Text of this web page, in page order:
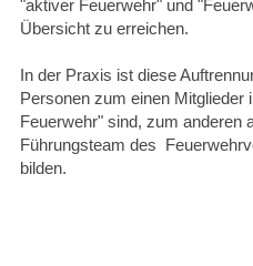
"aktiver Feuerwehr" und
Übersicht zu erreichen.
In der Praxis ist diese
Personen zum einen Mitglieder
Feuerwehr" sind, zum anderen
Führungsteam des
bilden.